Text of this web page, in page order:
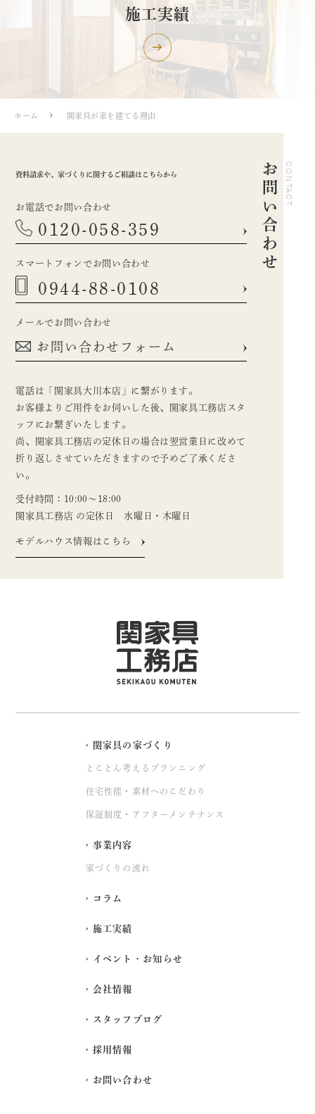
施工実績
ホーム 関家具が家を建てる理由
資料請求や、家づくりに関するご相談はこちらから
お電話でお問い合わせ
0120-058-359
スマートフォンでお問い合わせ
0944-88-0108
メールでお問い合わせ
お問い合わせフォーム
電話は「関家具大川本店」に繋がります。
お客様よりご用件をお伺いした後、関家具工務店スタ
ッフにお繋ぎいたします。
尚、関家具工務店の定休日の場合は翌営業日に改めて
折り返しさせていただきますので予めご了承くださ
い。
受付時間：10:00〜18:00
関家具工務店 の定休日 水曜日・木曜日
モデルハウス情報はこちら
お問い合わせCONTACT
関家具の家づくり
とことん考えるプランニング
住宅性能・素材へのこだわり
保証制度・アフターメンテナンス
事業内容
家づくりの流れ
コラム
施工実績
イベント・お知らせ
会社情報
スタッフブログ
採用情報
お問い合わせ